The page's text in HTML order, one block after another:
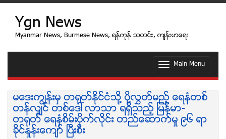
Ygn News
Myanmar News, Burmese News, ရန္ကုန္ သတင္း, က်န္းမာေရး
T
g
l
e
n
a
Main Menu
မေဒးကြၽန္းမွ တ႐ုတ္ႏိုင္ငံသို႔ ပို႔လႊတ္မည့္ ေရနံတစ္
တန္လွ်င္ တစ္ေဒၚလာသာ ရရွိသည့္ ျမန္မာ-
တ႐ုတ္ ေရနံစိမ္းပိုက္လိုင္း တည္ေဆာက္မႈ ၉၆ ရာ
ခိုင္ႏႈန္းေက်ာ္ ၿပီးစီး